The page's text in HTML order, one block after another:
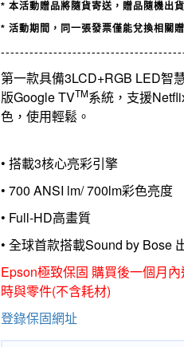
* 本活動贈品將隨貨寄送， 贈品 隨機出
* 活動期間，同一張發票僅能兌換相關
第一款具備3LCD+RGB LED智
版Google TVTM系統，支援
色，使用輕鬆。
• 搭載3核心亮彩引擎
• 700 ANSI lm/ 700lm彩色亮度
• Full-HD高畫質
• 全球首款搭載Sound by Bose
Epson極致保固 購買後一個月
時與零件(不含耗材)
登錄保固網址